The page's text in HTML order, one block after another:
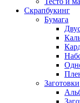
Скрапбукинг
Бумага
Заготовки